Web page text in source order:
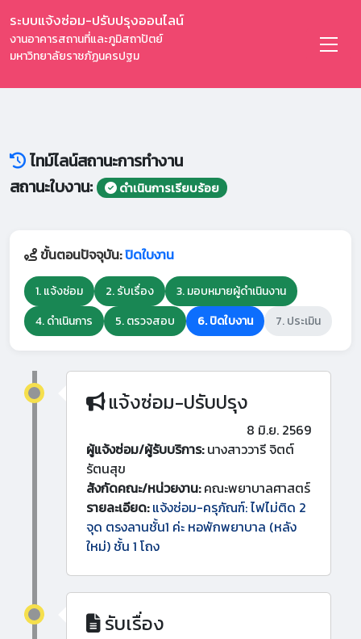
ระบบแจ้งซ่อม-ปรับปรุงออนไลน์
งานอาคารสถานที่และภูมิสถาปัตย์
มหาวิทยาลัยราชภัฏนครปฐม
ไทม์ไลน์สถานะการทำงาน
สถานะใบงาน:
ดำเนินการเรียบร้อย
ขั้นตอนปัจจุบัน:ปิดใบงาน
1. แจ้งซ่อม 2. รับเรื่อง
3. มอบหมายผู้ดำเนินงาน
4. ดำเนินการ
5. ตรวจสอบ 6. ปิดใบงาน 7. ประเมิน
แจ้งซ่อม-ปรับปรุง
8 มิ.ย. 2569
ผู้แจ้งซ่อม/ผู้รับบริการ:นางสาววารี จิตต์
รัตนสุข
สังกัดคณะ/หน่วยงาน:คณะพยาบาลศาสตร์
รายละเอียด: แจ้งซ่อม-ครุภัณฑ์: ไฟไม่ติด 2
จุด ตรงลานชั้น1 ค่ะ หอพักพยาบาล (หลัง
ใหม่) ชั้น 1 โถง
รับเรื่อง